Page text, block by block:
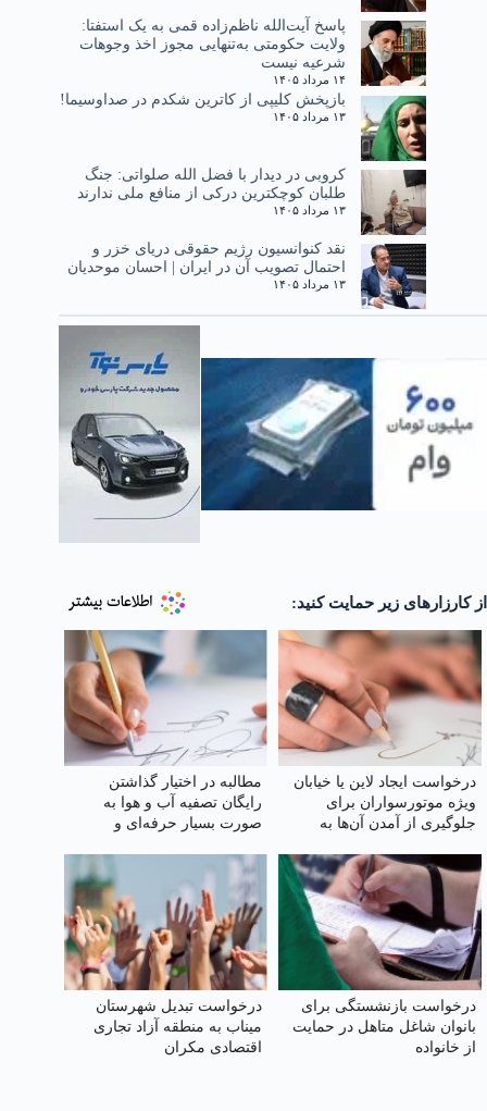
پاسخ آیت‌الله ناظم‌زاده قمی به یک استفتا:
ولایت حکومتی به‌تنهایی مجوز اخذ وجوهات
شرعیه نیست
۱۴ مرداد ۱۴۰۵
بازپخش کلیپی از کاترین شکدم در صداوسیما!
۱۳ مرداد ۱۴۰۵
کروبی در دیدار با فضل الله صلواتی: جنگ
طلبان کوچکترین درکی از منافع ملی ندارند
۱۳ مرداد ۱۴۰۵
نقد کنوانسیون رژیم حقوقی دریای خزر و
احتمال تصویب آن در ایران | احسان موحدیان
۱۳ مرداد ۱۴۰۵
از کارزارهای زیر حمایت کنید:
درخواست ایجاد لاین یا خیابان
ویژه موتورسواران برای
جلوگیری از آمدن آن‌ها به
مطالبه در اختیار گذاشتن
رایگان تصفیه آب و هوا به‌
صورت بسیار حرفه‌ای و
خوزستان
درخواست بازنشستگی برای
بانوان شاغل متاهل در حمایت
از خانواده
درخواست تبدیل شهرستان
میناب به منطقه آزاد تجاری
اقتصادی مکران